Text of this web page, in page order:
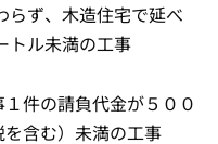
らず、木造住宅で延べ
トル未満の工事
件の請負代金が５００
含む）未満の工事